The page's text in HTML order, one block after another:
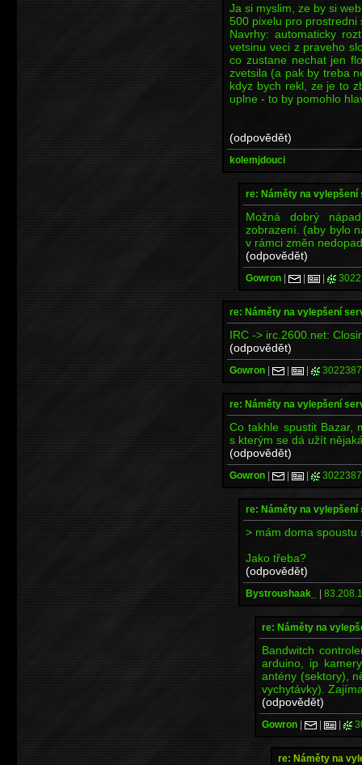
Ja si myslim, ze by si
500 pixelu pro prostredni
Navrhy: automaticky
vetsinu veci z praveho
co zustane nechat jen
zvetsila (a pak by treba
kdyz bych rekl, ze je to
uplne - to by pomohlo
(odpovědět)
kolemjdouci
re: Náměty na vylepšení
Možná dobrý
zobrazení. (aby bylo
v rámci změn
(odpovědět)
Gowron | | |
re: Náměty na vylepšení
IRC -> irc.2600.net:
(odpovědět)
Gowron | | |
re: Náměty na vylepšení
Co takhle spustit Bazar,
s kterým se dá užít
(odpovědět)
Gowron | | |
re: Náměty na vylepšení
> mám doma
Jako třeba?
(odpovědět)
Bystroushaak_ |
re: Náměty na
Bandwitch
arduino, ip
antény (sektory),
vychytávky).
(odpovědět)
Gowron | | |
re: Náměty na